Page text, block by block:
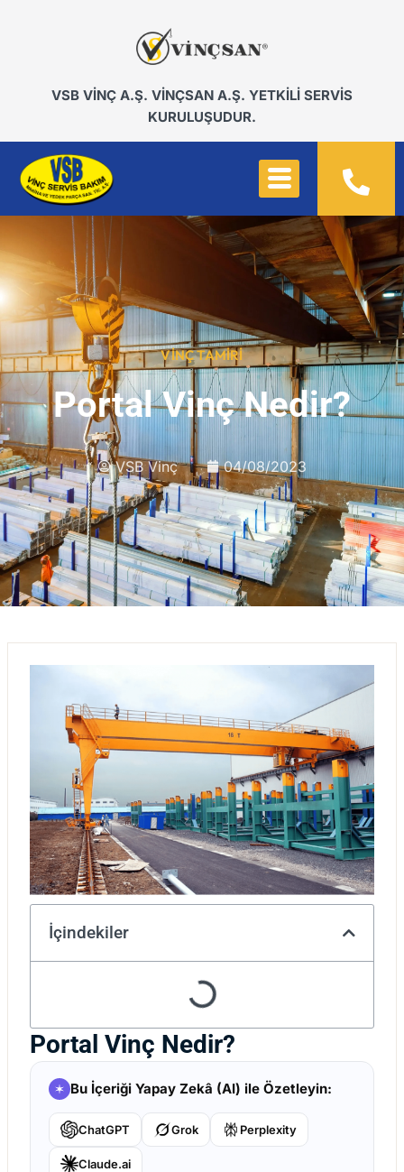
VSB VİNÇ A.Ş. VİNÇSAN A.Ş. YETKİLİ SERVİS
KURULUŞUDUR.
VINÇ TAMIRI
Portal Vinç Nedir?
VSB Vinç 04/08/2023
İçindekiler
Portal Vinç Nedir?
Bu İçeriği Yapay Zekâ (AI) ile Özetleyin:
ChatGPT Grok Perplexity
Claude.ai